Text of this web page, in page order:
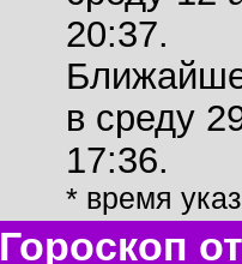
20:37.
в среду
17:36.
* время
Гороскоп